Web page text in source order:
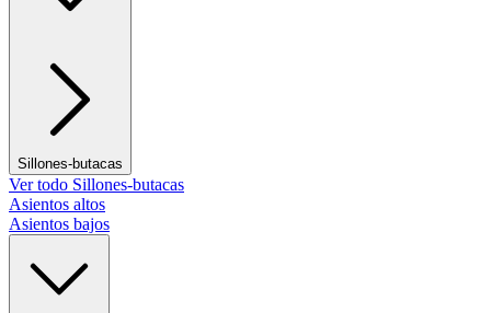
Sillones-butacas
Ver todo Sillones-butacas
Asientos altos
Asientos bajos